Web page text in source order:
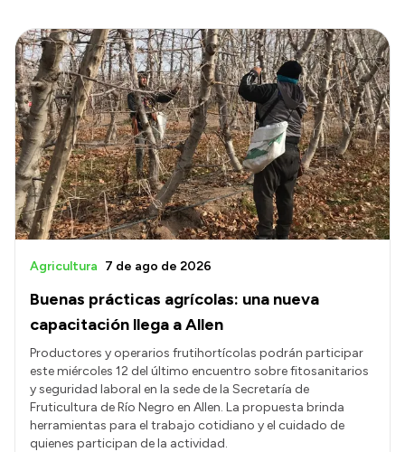
Delegaciones
Normativa
Consejo de Obras Públicas
Transparencia
Presupuesto
Boletín Oficial
Compras y licitaciones
Consulta de expedientes
Consulta de pago a proveedores
Convocatorias
Intranet
Login
Buenas prácticas agrícolas: una nueva
capacitación llega a Allen
Agricultura 7 de ago de 2026
Productores y operarios frutihortícolas podrán participar
este miércoles 12 del último encuentro sobre fitosanitarios
y seguridad laboral en la sede de la Secretaría de
Fruticultura de Río Negro en Allen. La propuesta brinda
herramientas para el trabajo cotidiano y el cuidado de
quienes participan de la actividad.